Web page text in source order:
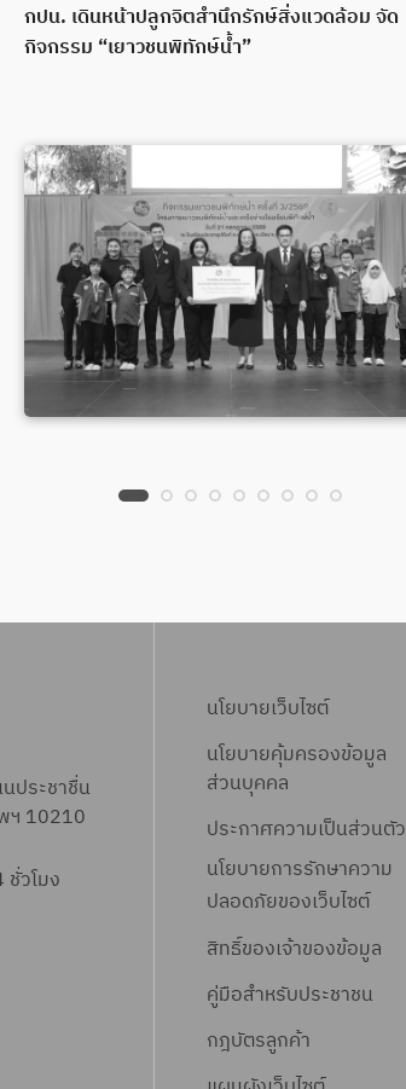
กปน. เดินหน้าปลูกจิตสำนึกรักษ์สิ่งแวดล้อม จัด
กิจกรรม “เยาวชนพิทักษ์น้ำ”
ประชาชื่น
ฯ 10210
วโมง
นโยบายเว็บไซต์
นโยบายคุ้มครองข้อมูล
ส่วนบุคคล
ประกาศความเป็นส่วนตัว
นโยบายการรักษาความ
ปลอดภัยของเว็บไซต์
สิทธิ์ของเจ้าของข้อมูล
คู่มือสำหรับประชาชน
กฎบัตรลูกค้า